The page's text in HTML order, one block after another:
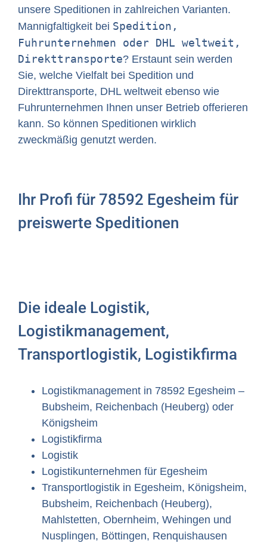
unsere Speditionen in zahlreichen Varianten.
Mannigfaltigkeit bei Spedition,
Fuhrunternehmen oder DHL weltweit,
Direkttransporte? Erstaunt sein werden
Sie, welche Vielfalt bei Spedition und
Direkttransporte, DHL weltweit ebenso wie
Fuhrunternehmen Ihnen unser Betrieb offerieren
kann. So können Speditionen wirklich
zweckmäßig genutzt werden.
Ihr Profi für 78592 Egesheim für
preiswerte Speditionen
Die ideale Logistik,
Logistikmanagement,
Transportlogistik, Logistikfirma
Logistikmanagement in 78592 Egesheim –
Bubsheim, Reichenbach (Heuberg) oder
Königsheim
Logistikfirma
Logistik
Logistikunternehmen für Egesheim
Transportlogistik in Egesheim, Königsheim,
Bubsheim, Reichenbach (Heuberg),
Mahlstetten, Obernheim, Wehingen und
Nusplingen, Böttingen, Renquishausen